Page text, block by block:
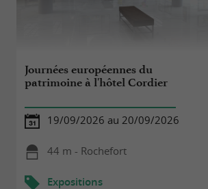
Journées européennes du
patrimoine à l'hôtel Cordier
19/09/2026 au 20/09/2026
44 m - Rochefort
Expositions